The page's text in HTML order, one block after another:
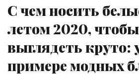
С чем носить
летом 2020, чтобы
выглядеть круто:
примере модных